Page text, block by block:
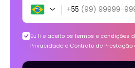
+55 (99) 99999-
Eu li e aceito os termos e condições
Privacidade e Contrato de Prestação